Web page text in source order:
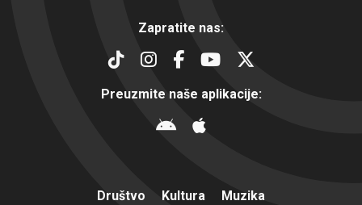
Zapratite nas:
Preuzmite naše aplikacije:
Društvo Kultura
Muzika